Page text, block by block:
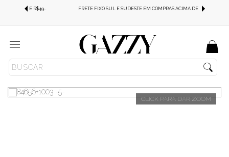
FRETE FIXO SUL E SUDESTE EM COMPRAS ACIMA DE R$499,99!
Menu CALÇA JEANS COMFORT STRECH